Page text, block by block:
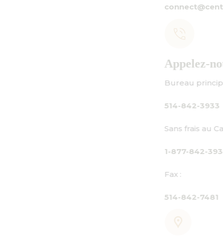
connect@centuryamadeus.com
Sans frais au Canada seulement :